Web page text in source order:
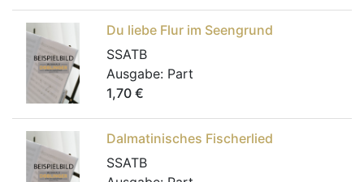
Du liebe Flur im Seengrund
SSATB
Ausgabe: Part
1,70 €
Dalmatinisches Fischerlied
SSATB